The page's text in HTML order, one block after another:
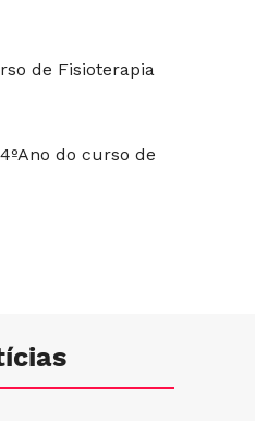
de Fisioterapia
do curso de